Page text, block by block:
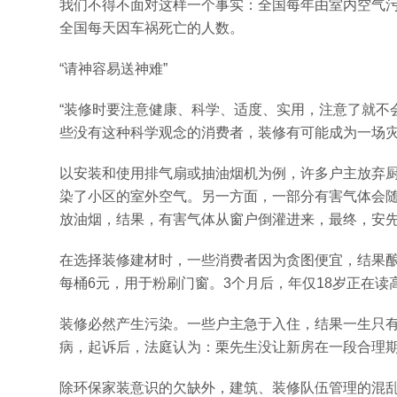
我们不得不面对这样一个事实：全国每年由室内空气
全国每天因车祸死亡的人数。
“请神容易送神难”
“装修时要注意健康、科学、适度、实用，注意了就
些没有这种科学观念的消费者，装修有可能成为一场
以安装和使用排气扇或抽油烟机为例，许多户主放
染了小区的室外空气。另一方面，一部分有害气体会
放油烟，结果，有害气体从窗户倒灌进来，最终，安
在选择装修建材时，一些消费者因为贪图便宜，结果
每桶6元，用于粉刷门窗。3个月后，年仅18岁正在
装修必然产生污染。一些户主急于入住，结果一生只
病，起诉后，法庭认为：栗先生没让新房在一段合理
除环保家装意识的欠缺外，建筑、装修队伍管理的